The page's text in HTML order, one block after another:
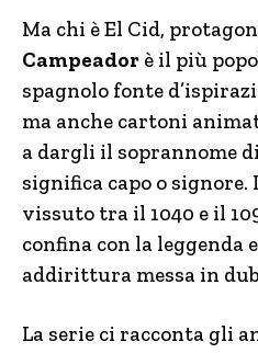
Ma chi è El Cid,
Campeador è il più
spagnolo fonte
ma anche cartoni
a dargli il soprannome
significa capo o signore.
vissuto tra il 1040 e il
confina con la leggenda
addirittura messa in
La serie ci racconta gli